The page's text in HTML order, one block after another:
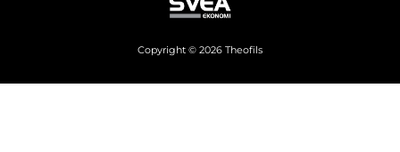
Copyright © 2026 Theofils